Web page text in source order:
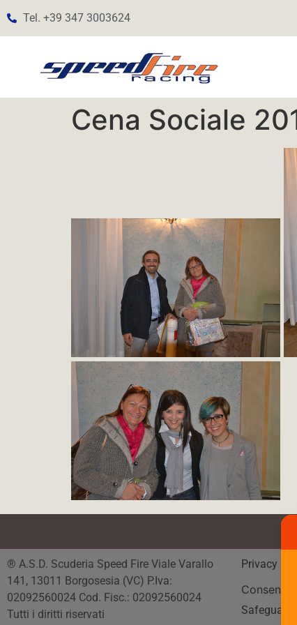
Tel. +39 347 3003624
Cena Sociale
® A.S.D. Scuderia Speed Fire Viale Varallo
141, 13011 Borgosesia (VC) P.Iva:
02092560024 Cod. Fisc.: 02092560024
Tutti i diritti riservati
Privacy
Consenso